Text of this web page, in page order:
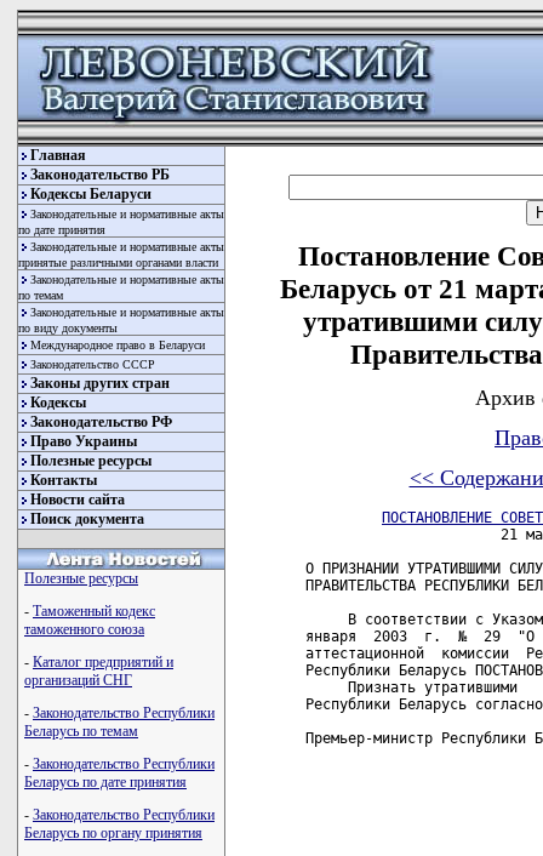
Главная
Законодательство РБ
Кодексы Беларуси
Законодательные и нормативные акты
по дате принятия
Законодательные и нормативные акты
принятые различными органами власти
Законодательные и нормативные акты
по темам
Законодательные и нормативные акты
по виду документы
Международное право в Беларуси
Законодательство СССР
Законы других стран
Кодексы
Законодательство РФ
Право Украины
Полезные ресурсы
Контакты
Новости сайта
Поиск документа
Полезные ресурсы
- Таможенный кодекс
таможенного союза
- Каталог предприятий и
организаций СНГ
- Законодательство Республики
Беларусь по темам
- Законодательство Республики
Беларусь по дате принятия
- Законодательство Республики
Беларусь по органу принятия
Постановление
Беларусь от 21
утратившими
Архив
<<
ПОСТАНОВЛЕНИЕ
21
О ПРИЗНАНИИ УТРАТИВШИМИ
ПРАВИТЕЛЬСТВА РЕСПУБЛИКИ
В соответствии с
января  2003  г.  №  29  "О
аттестационной  комиссии
Республики Беларусь
Признать утратившими
Республики Беларусь
Премьер-министр